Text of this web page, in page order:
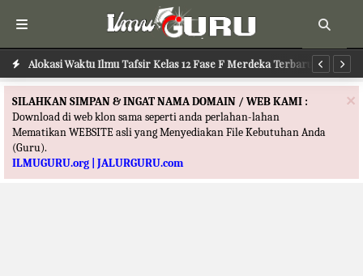
Alokasi Waktu Ilmu Tafsir Kelas 12 Fase F Merdeka Terbaru
×
SILAHKAN SIMPAN & INGAT NAMA DOMAIN / WEB KAMI :
Download di web klon sama seperti anda perlahan-lahan
Mematikan WEBSITE asli yang Menyediakan File Kebutuhan Anda
(Guru).
ILMUGURU.org | JALURGURU.com